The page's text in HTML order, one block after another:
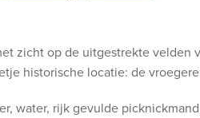
zicht op de uitgestrekte velden
historische locatie: de
water, rijk gevulde